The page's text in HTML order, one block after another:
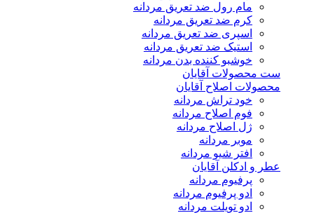
مام رول ضد تعریق مردانه
کرم ضد تعریق مردانه
اسپری ضد تعریق مردانه
استیک ضد تعریق مردانه
خوشبو کننده بدن مردانه
ست محصولات آقایان
محصولات اصلاح آقایان
خود تراش مردانه
فوم اصلاح مردانه
ژل اصلاح مردانه
موبر مردانه
افتر شیو مردانه
عطر و ادکلن آقایان
پرفیوم مردانه
ادو پرفیوم مردانه
ادو تویلت مردانه